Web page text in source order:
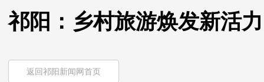
祁阳：乡村旅游焕发新活力
返回祁阳新闻网首页